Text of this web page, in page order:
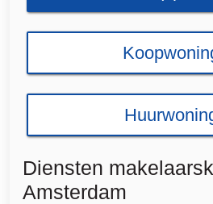
Diensten
Amsterdam